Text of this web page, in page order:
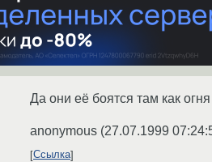
Да они её боятся там как
anonymous (27.07.1999
Ссылка